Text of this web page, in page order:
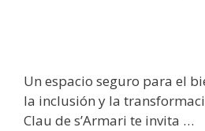
Un espacio seguro para el
la inclusión y la
Clau de s’Armari te invita …